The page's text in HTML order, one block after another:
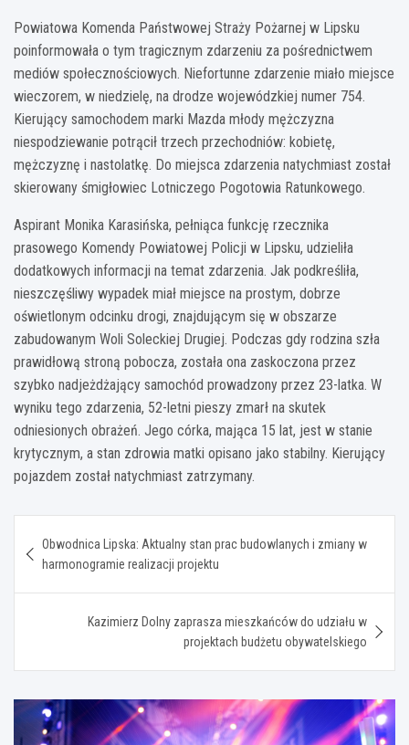
Powiatowa Komenda Państwowej Straży Pożarnej w Lipsku
poinformowała o tym tragicznym zdarzeniu za pośrednictwem
mediów społecznościowych. Niefortunne zdarzenie miało miejsce
wieczorem, w niedzielę, na drodze wojewódzkiej numer 754.
Kierujący samochodem marki Mazda młody mężczyzna
niespodziewanie potrącił trzech przechodniów: kobietę,
mężczyznę i nastolatkę. Do miejsca zdarzenia natychmiast został
skierowany śmigłowiec Lotniczego Pogotowia Ratunkowego.
Aspirant Monika Karasińska, pełniąca funkcję rzecznika
prasowego Komendy Powiatowej Policji w Lipsku, udzieliła
dodatkowych informacji na temat zdarzenia. Jak podkreśliła,
nieszczęśliwy wypadek miał miejsce na prostym, dobrze
oświetlonym odcinku drogi, znajdującym się w obszarze
zabudowanym Woli Soleckiej Drugiej. Podczas gdy rodzina szła
prawidłową stroną pobocza, została ona zaskoczona przez
szybko nadjeżdżający samochód prowadzony przez 23-latka. W
wyniku tego zdarzenia, 52-letni pieszy zmarł na skutek
odniesionych obrażeń. Jego córka, mająca 15 lat, jest w stanie
krytycznym, a stan zdrowia matki opisano jako stabilny. Kierujący
pojazdem został natychmiast zatrzymany.
wpisu
Obwodnica Lipska: Aktualny stan prac budowlanych i zmiany w
harmonogramie realizacji projektu
Kazimierz Dolny zaprasza mieszkańców do udziału w
projektach budżetu obywatelskiego